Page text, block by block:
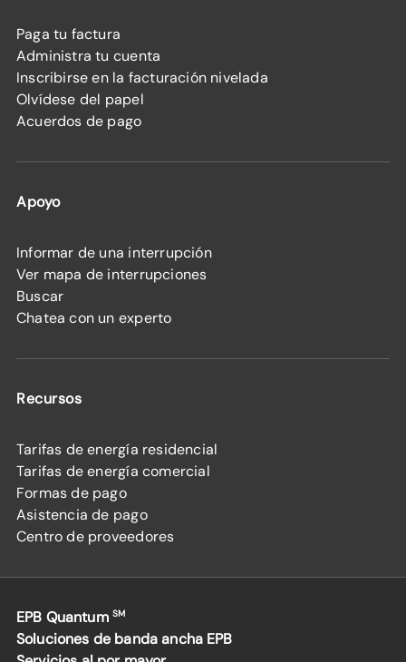
Paga tu factura
Administra tu cuenta
Inscribirse en la facturación nivelada
Olvídese del papel
Acuerdos de pago
Apoyo
Informar de una interrupción
Ver mapa de interrupciones
Buscar
Chatea con un experto
Recursos
Tarifas de energía residencial
Tarifas de energía comercial
Formas de pago
Asistencia de pago
Centro de proveedores
EPB Quantum SM
Soluciones de banda ancha EPB